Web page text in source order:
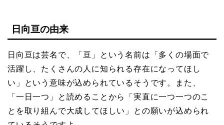
日向亘の由来
日向亘は芸名で、「亘」という名前は「多くの場面で
活躍し、たくさんの人に知られる存在になってほし
い」という意味が込められているそうです。また、
「一日一つ」と読めることから「実直に一つ一つのこ
とを取り組んで大成してほしい」との願いが込められ